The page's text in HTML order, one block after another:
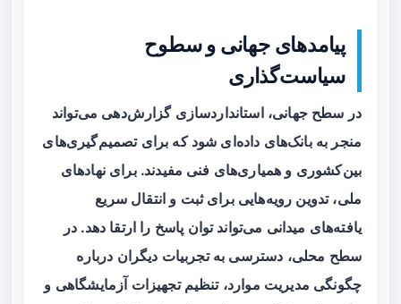
پیامدهای جهانی و سطوح
سیاست‌گذاری
در سطح جهانی، استانداردسازی گزارش‌دهی می‌تواند
منجر به بانک‌های داده‌ای شود که برای تصمیم‌گیری‌های
بین‌کشوری و همیاری‌های فنی مفیدند. برای نهادهای
ملی، تدوین رویه‌هایی برای ثبت و انتقال سریع
یافته‌های میدانی می‌تواند توان پاسخ را ارتقا دهد. در
سطح محلی، دسترسی به تجربیات دیگران درباره
چگونگی مدیریت موارد، تنظیم تجهیزات آزمایشگاهی و